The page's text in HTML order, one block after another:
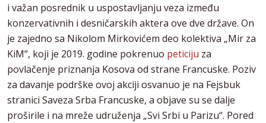
i važan posrednik u uspostavljanju veza između
konzervativnih i desničarskih aktera ove dve države. On
je zajedno sa Nikolom Mirkovićem deo kolektiva „Mir za
KiM“, koji je 2019. godine pokrenuo peticiju za
povlačenje priznanja Kosova od strane Francuske. Poziv
za davanje podrške ovoj akciji osvanuo je na Fejsbuk
stranici Saveza Srba Francuske, a objave su se dalje
proširile i na mreže udruženja „Svi Srbi u Parizu“. Pored